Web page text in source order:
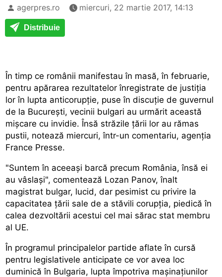
agerpres.ro miercuri, 22 martie 2017, 14:13
Distribuie
În timp ce românii manifestau în masă, în februarie,
pentru apărarea rezultatelor înregistrate de justiția
lor în lupta anticorupție, puse în discuție de guvernul
de la București, vecinii bulgari au urmărit această
mișcare cu invidie. Însă străzile țării lor au rămas
pustii, notează miercuri, într-un comentariu, agenția
France Presse.
"Suntem în aceeași barcă precum România, însă ei
au vâslași", comentează Lozan Panov, înalt
magistrat bulgar, lucid, dar pesimist cu privire la
capacitatea țării sale de a stăvili corupția, piedică în
calea dezvoltării acestui cel mai sărac stat membru
al UE.
În programul principalelor partide aflate în cursă
pentru legislativele anticipate ce vor avea loc
duminică în Bulgaria, lupta împotriva mașinațiunilor